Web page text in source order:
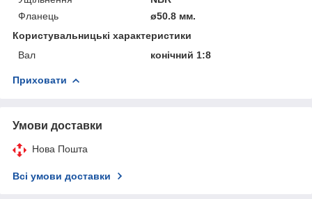
Фланець
ø50.8 мм.
Користувальницькі характеристики
Вал
конічний 1:8
Приховати
Умови доставки
Нова Пошта
Всі умови доставки